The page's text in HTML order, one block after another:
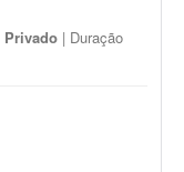
Privado | Duração